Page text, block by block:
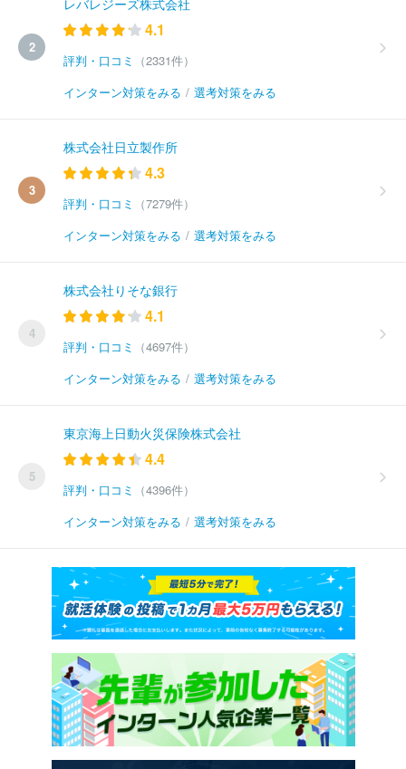
2
レバレジーズ株式会社
4.1
評判・口コミ
（2331件）
インターン対策をみる / 選考対策をみる
3
株式会社日立製作所
4.3
評判・口コミ
（7279件）
インターン対策をみる / 選考対策をみる
4
株式会社りそな銀行
4.1
評判・口コミ
（4697件）
インターン対策をみる / 選考対策をみる
5
東京海上日動火災保険株式会社
4.4
評判・口コミ
（4396件）
インターン対策をみる / 選考対策をみる